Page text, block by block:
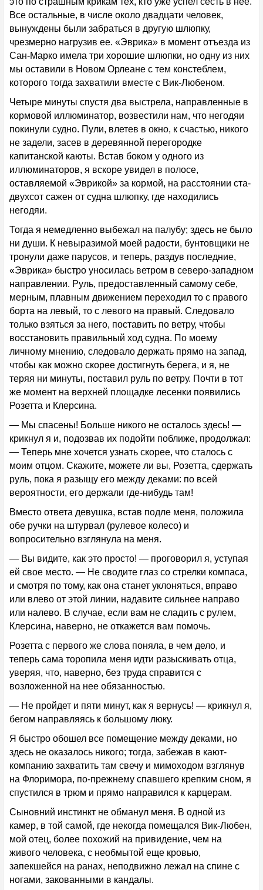
Все остальные, в числе около двадцати человек,
вынуждены были забраться в другую шлюпку,
чрезмерно нагрузив ее. «Эврика» в момент отъезда из
Сан-Марко имела три хорошие шлюпки, но одну из них
мы оставили в Новом Орлеане с тем констеблем,
которого тогда захватили вместе с Вик-Любеном.
Четыре минуты спустя два выстрела, направленные в
кормовой иллюминатор, возвестили нам, что негодяи
покинули судно. Пули, влетев в окно, к счастью, никого
не задели, засев в деревянной перегородке
капитанской каюты. Встав боком у одного из
иллюминаторов, я вскоре увидел в полосе,
оставляемой «Эврикой» за кормой, на расстоянии ста-
двухсот сажен от судна шлюпку, где находились
негодяи.
Тогда я немедленно выбежал на палубу; здесь не было
ни души. К невыразимой моей радости, бунтовщики не
тронули даже парусов, и теперь, раздув последние,
«Эврика» быстро уносилась ветром в северо-западном
направлении. Руль, предоставленный самому себе,
мерным, плавным движением переходил то с правого
борта на левый, то с левого на правый. Следовало
только взяться за него, поставить по ветру, чтобы
восстановить правильный ход судна. По моему
личному мнению, следовало держать прямо на запад,
чтобы как можно скорее достигнуть берега, и я, не
теряя ни минуты, поставил руль по ветру. Почти в тот
же момент на верхней площадке лесенки появились
Розетта и Клерсина.
— Мы спасены! Больше никого не осталось здесь! —
крикнул я и, подозвав их подойти поближе, продолжал:
— Теперь мне хочется узнать скорее, что сталось с
моим отцом. Скажите, можете ли вы, Розетта, сдержать
руль, пока я разыщу его между деками: по всей
вероятности, его держали где-нибудь там!
Вместо ответа девушка, встав подле меня, положила
обе ручки на штурвал (рулевое колесо) и
вопросительно взглянула на меня.
— Вы видите, как это просто! — проговорил я, уступая
ей свое место. — Не сводите глаз со стрелки компаса,
и смотря по тому, как она станет уклоняться, вправо
или влево от этой линии, надавите сильнее направо
или налево. В случае, если вам не сладить с рулем,
Клерсина, наверно, не откажется вам помочь.
Розетта с первого же слова поняла, в чем дело, и
теперь сама торопила меня идти разыскивать отца,
уверяя, что, наверно, без труда справится с
возложенной на нее обязанностью.
— Не пройдет и пяти минут, как я вернусь! — крикнул я,
бегом направляясь к большому люку.
Я быстро обошел все помещение между деками, но
здесь не оказалось никого; тогда, забежав в кают-
компанию захватить там свечу и мимоходом взглянув
на Флоримора, по-прежнему спавшего крепким сном, я
спустился в трюм и прямо направился к карцерам.
Сыновний инстинкт не обманул меня. В одной из
камер, в той самой, где некогда помещался Вик-Любен,
мой отец, более похожий на привидение, чем на
живого человека, с необмытой еще кровью,
запекшейся на ранах, неподвижно лежал на спине с
ногами, закованными в кандалы.